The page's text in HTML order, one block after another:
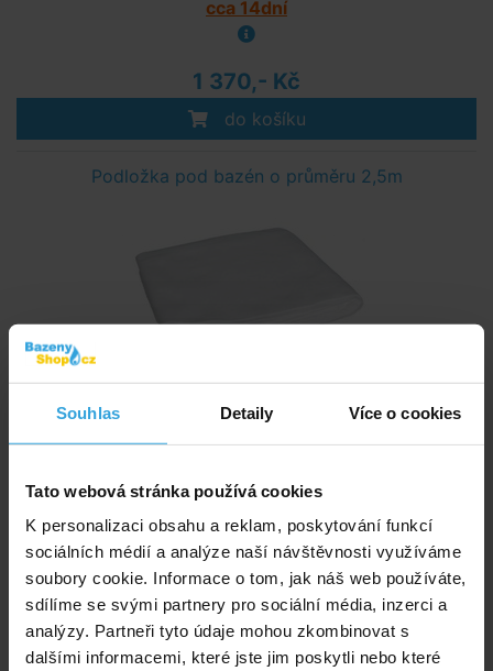
Souhlas Detaily Více o cookies
Tato webová stránka používá cookies
K personalizaci obsahu a reklam, poskytování funkcí
sociálních médií a analýze naší návštěvnosti využíváme
soubory cookie. Informace o tom, jak náš web používáte,
sdílíme se svými partnery pro sociální média, inzerci a
analýzy. Partneři tyto údaje mohou zkombinovat s
dalšími informacemi, které jste jim poskytli nebo které
cca 14dní
1 370,- Kč
do košíku
Podložka pod bazén o průměru 2,5m
Skladem > 20 ks
v pondělí u vás
385,- Kč
do košíku
Krycí plachta na bazén průměru 2,5m